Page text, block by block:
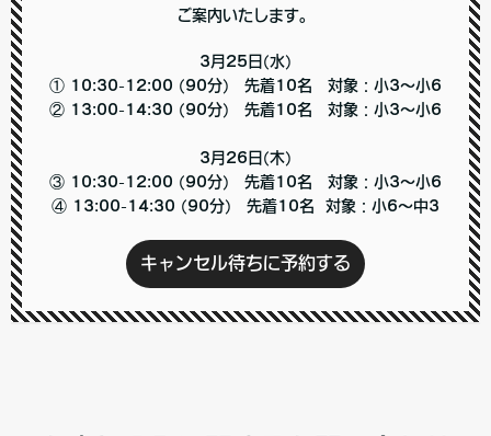
ご案内いたします。
3月25日(水)
① 10:30-12:00 (90分) 先着10名 対象：小3～小6
② 13:00-14:30 (90分) 先着10名 対象：小3～小6
3月26日(木)
③ 10:30-12:00 (90分) 先着10名 対象：小3～小6
④ 13:00-14:30 (90分) 先着10名 対象：小6～中3
キャンセル待ちに予約する